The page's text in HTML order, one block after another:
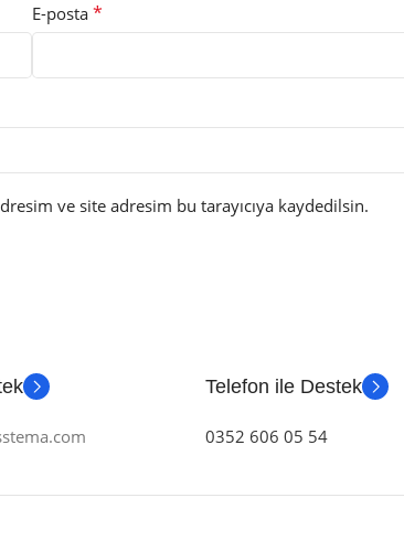
E-posta*
ve site adresim bu tarayıcıya kaydedilsin.
Telefon ile Destek
0352 606 05 54